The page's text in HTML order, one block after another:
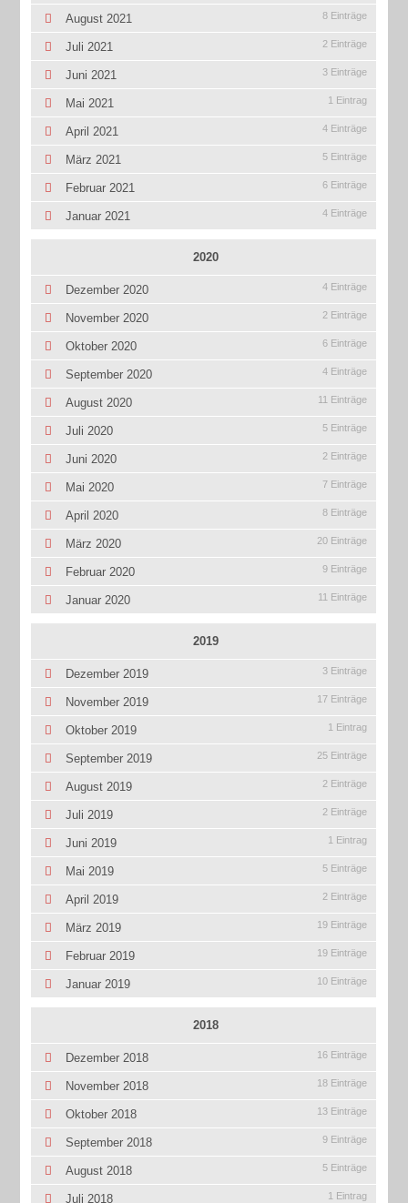
August 2021 8 Einträge
Juli 2021 2 Einträge
Juni 2021 3 Einträge
Mai 2021 1 Eintrag
April 2021 4 Einträge
März 2021 5 Einträge
Februar 2021 6 Einträge
Januar 2021 4 Einträge
2020
Dezember 2020 4 Einträge
November 2020 2 Einträge
Oktober 2020 6 Einträge
September 2020 4 Einträge
August 2020 11 Einträge
Juli 2020 5 Einträge
Juni 2020 2 Einträge
Mai 2020 7 Einträge
April 2020 8 Einträge
März 2020 20 Einträge
Februar 2020 9 Einträge
Januar 2020 11 Einträge
2019
Dezember 2019 3 Einträge
November 2019 17 Einträge
Oktober 2019 1 Eintrag
September 2019 25 Einträge
August 2019 2 Einträge
Juli 2019 2 Einträge
Juni 2019 1 Eintrag
Mai 2019 5 Einträge
April 2019 2 Einträge
März 2019 19 Einträge
Februar 2019 19 Einträge
Januar 2019 10 Einträge
2018
Dezember 2018 16 Einträge
November 2018 18 Einträge
Oktober 2018 13 Einträge
September 2018 9 Einträge
August 2018 5 Einträge
Juli 2018 1 Eintrag